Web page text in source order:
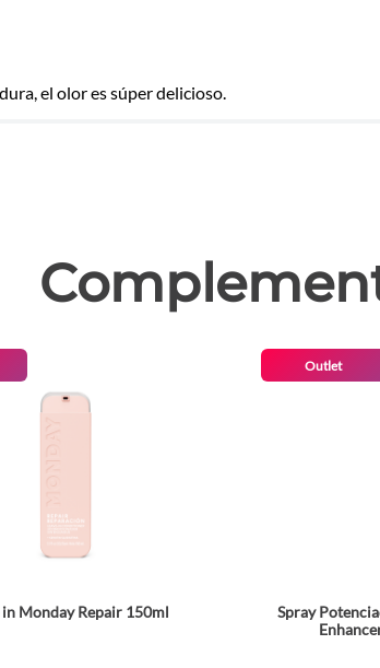
el olor es súper delicioso.
in Monday Repair 150ml
Outlet
Spray